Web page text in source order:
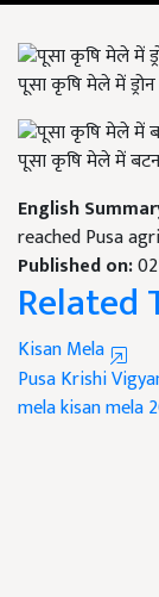
पूसा कृषि मेले में ड्रोन
पूसा कृषि मेले में
English
reached Pusa
Published on:
Related
Kisan Mela
Pusa Krishi
melakisan mela